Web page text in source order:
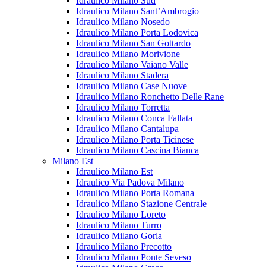
Idraulico Milano Sant’Ambrogio
Idraulico Milano Nosedo
Idraulico Milano Porta Lodovica
Idraulico Milano San Gottardo
Idraulico Milano Morivione
Idraulico Milano Vaiano Valle
Idraulico Milano Stadera
Idraulico Milano Case Nuove
Idraulico Milano Ronchetto Delle Rane
Idraulico Milano Torretta
Idraulico Milano Conca Fallata
Idraulico Milano Cantalupa
Idraulico Milano Porta Ticinese
Idraulico Milano Cascina Bianca
Milano Est
Idraulico Milano Est
Idraulico Via Padova Milano
Idraulico Milano Porta Romana
Idraulico Milano Stazione Centrale
Idraulico Milano Loreto
Idraulico Milano Turro
Idraulico Milano Gorla
Idraulico Milano Precotto
Idraulico Milano Ponte Seveso